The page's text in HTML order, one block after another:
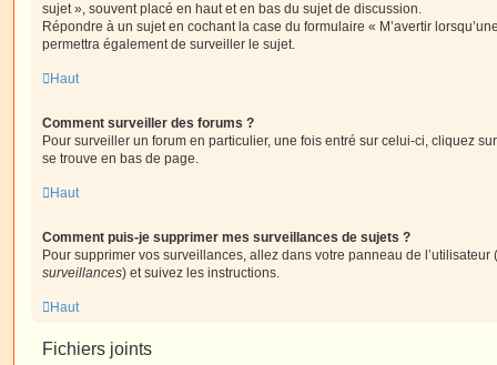
sujet », souvent placé en haut et en bas du sujet de discussion.
Répondre à un sujet en cochant la case du formulaire « M’avertir
permettra également de surveiller le sujet.
Haut
Comment surveiller des forums ?
Pour surveiller un forum en particulier, une fois entré sur celui-ci, cliquez
se trouve en bas de page.
Haut
Comment puis-je supprimer mes surveillances de sujets ?
Pour supprimer vos surveillances, allez dans votre panneau de
surveillances) et suivez les instructions.
Haut
Fichiers joints